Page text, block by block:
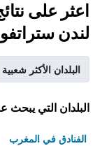
اعثر على
لندن
البلدان الأكثر شعبية
البلدان التي يبحث
الفنادق في المغرب